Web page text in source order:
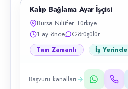
Kalıp Bağlama Ayar İşçisi
Bursa Nilüfer Türkiye
1 ay önce
Görüşülür
Tam Zamanlı İş Yerinde
Başvuru kanalları